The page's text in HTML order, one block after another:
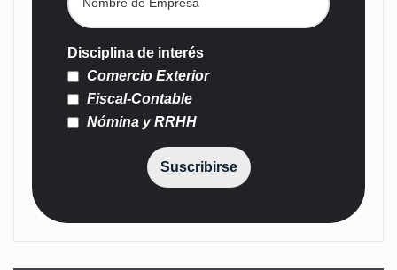
Disciplina de interés
Comercio Exterior
Fiscal-Contable
Nómina y RRHH
Suscribirse